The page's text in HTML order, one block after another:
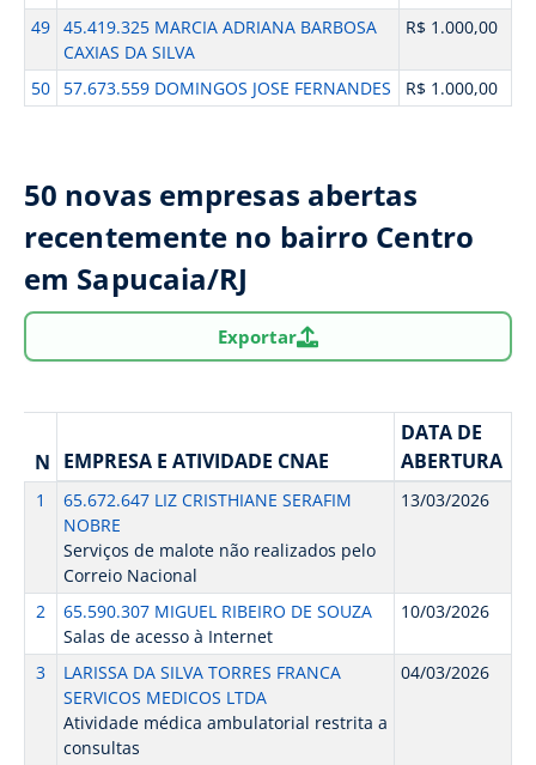
49 45.419.325 MARCIA ADRIANA BARBOSA
CAXIAS DA SILVA
R$ 1.000,00
50 57.673.559 DOMINGOS JOSE FERNANDES R$ 1.000,00
50 novas empresas abertas
recentemente no bairro Centro
em Sapucaia/RJ
Exportar
N EMPRESA E ATIVIDADE CNAE
DATA DE
ABERTURA
1
65.672.647 LIZ CRISTHIANE SERAFIM
NOBRE
Serviços de malote não realizados pelo
Correio Nacional
13/03/2026
2
65.590.307 MIGUEL RIBEIRO DE SOUZA
Salas de acesso à Internet
10/03/2026
3
LARISSA DA SILVA TORRES FRANCA
SERVICOS MEDICOS LTDA
Atividade médica ambulatorial restrita a
consultas
04/03/2026